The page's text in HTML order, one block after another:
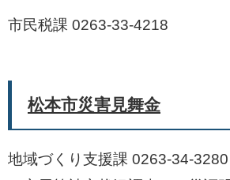
市民税課 0263-33-4218
松本市災害見舞金
地域づくり支援課 0263-34-3280